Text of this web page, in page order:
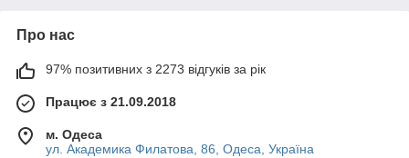
Про нас
97% позитивних з 2273 відгуків за рік
Працює з 21.09.2018
м. Одеса
ул. Академика Филатова, 86, Одеса, Україна